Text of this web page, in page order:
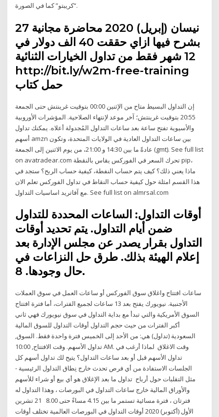
“كريبتو” كما في الصورة.
27 نيسان (إبريل) 2020 محاضرة مجانية
بشرح فيها ازاي حققت 40 الف دولار في
12 شهر فقط من تداول الخيارات الثنائية
http://bit.ly/w2m-free-training
إن التداول البسيط متاح من الإثنين 00:00 بتوقيت غرينتش حتى الجمعة
20:55 بتوقيت غرينتش؛ آخر موعد لإنتهاء الصلاحية. المؤشرات الأوروبية
والأسيوية تفتح ساعة بعد ساعات التداول المُجدولة أعلاه. يمكنك تداول
أسهم amzn بين ساعات التداول العادية في الولايات المتحدة، وتكون
عادةً ما بين 14:30 و 21:00، من يوم الاثنين إلى الجمعة (gmt). See full list
on avatradear.com تحرك السعر في الفوركس يقاس بالنقطة pip،
ماذا يعني ذلك؟ كيف يتم حساب النفطة، كيفية حساب الربح؟ ستجد في
هذا القسم امثلة حول كيفية حساب النقاط في تداول الفوركس تعلم الان
مع آفاتريد اساسيات التداول. See full list on almrsal.com
أوقات التداول: الساعات المحددة للتداول
ضمن أيام التداول. يتم تحديد أوقات
التداول بقرار يصدر عن مجلس الإدارة بعد
إعلام الهيئة بذلك. طرق حل النزاعات في
حال وجودها. 8.
ساعات افتتاح واغلاق سوق الفوركس أو ساعات العمل في سوق العملات
الأجنبية. ﻧﻴﻮﻳﻮﺭﻙ ﻳﻔﺘﺢ ﺑﻌﺪ 13 ﺳﺎﻋﺎﺕ لجميع الفترات، أما فترة افتتاح
السوق الأمريكية والتي تبدأ مع بداية التداول في سوق نيويورك فهي ثاني
أكبر الفترات من حيث حجم التداول أوقات التداول للسوق المالية
السعودية (تداول) هي: من الأحد إلى الخميس فترة واحدة فقط. السوق,
تداول الأسهم. وقت الافتتاح, 10:00 AM. وقت الاغلاق لماذا أرغب في
تداول الأسهم قبل أو بعد ساعات التداول؟ يتيح لك تداول أسهم كل
الجلسات الاستفادة من أي فرص تحدث خارج نِطاق التداول الرئيسية -
مثل التقلبات حول أرباح تداول ما بعد الإغلاق هو أي بيع أو شراء للأسهم
والأوراق المالية خارج ساعات التداول في البورصات ، وهذا التداول له
فترتان ، فترة مسائية تستمر ما بين 4.15 مساءً حتى 8.00 21 تشرين
الأول (أكتوبر) 2020 أوقات التداول في البورصات العالمية تختلف أوقات